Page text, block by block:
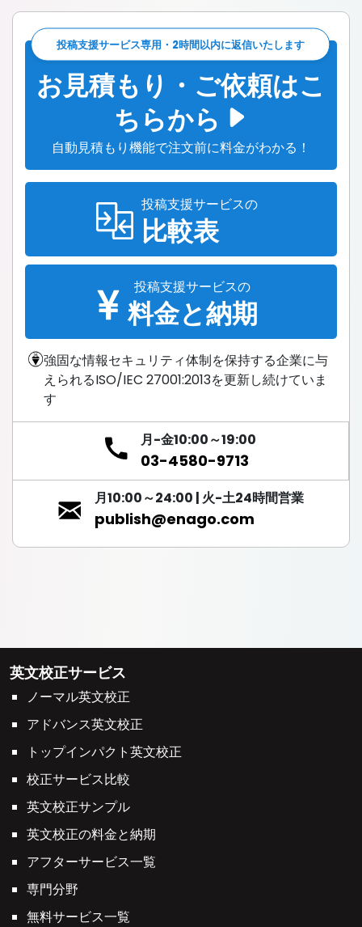
投稿支援サービス専用・2時間以内に返信いたします
お見積もり・ご依頼はこ
ちらから
自動見積もり機能で注文前に料金がわかる！
投稿支援サービスの
比較表
投稿支援サービスの
料金と納期
強固な情報セキュリティ体制を保持する企業に与
えられるISO/IEC 27001:2013を更新し続けていま
す
月-金10:00～19:00
03-4580-9713
月10:00～24:00 | 火-土24時間営業
publish@enago.com
英文校正サービス
ノーマル英文校正
アドバンス英文校正
トップインパクト英文校正
校正サービス比較
英文校正サンプル
英文校正の料金と納期
アフターサービス一覧
専門分野
無料サービス一覧